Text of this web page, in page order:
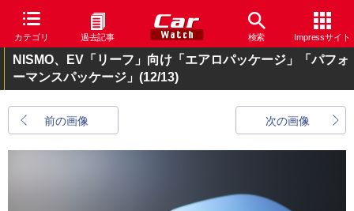
カテゴリ 過去記事 検索 Impressサイト
NISMO、EV「リーフ」向け「エアロパッケージ」「パフォ
ーマンスパッケージ」 (12/13)
前の画像 次の画像